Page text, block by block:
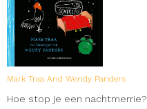
Mark Traa And Wendy Panders
Hoe stop je een nachtmerrie?